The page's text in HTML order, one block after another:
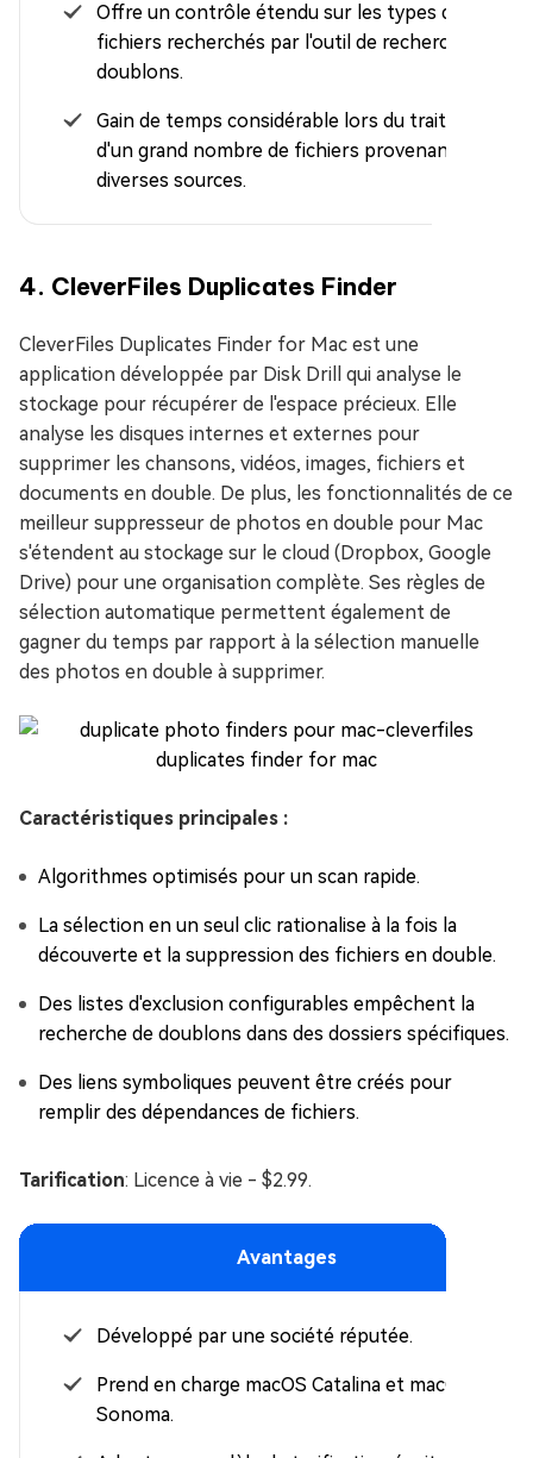
Offre un contrôle étendu sur les types de
fichiers recherchés par l'outil de recherche de
doublons.
Gain de temps considérable lors du traitement
d'un grand nombre de fichiers provenant de
diverses sources.
4. CleverFiles Duplicates Finder
CleverFiles Duplicates Finder for Mac est une
application développée par Disk Drill qui analyse le
stockage pour récupérer de l'espace précieux. Elle
analyse les disques internes et externes pour
supprimer les chansons, vidéos, images, fichiers et
documents en double. De plus, les fonctionnalités de ce
meilleur suppresseur de photos en double pour Mac
s'étendent au stockage sur le cloud (Dropbox, Google
Drive) pour une organisation complète. Ses règles de
sélection automatique permettent également de
gagner du temps par rapport à la sélection manuelle
des photos en double à supprimer.
Caractéristiques principales :
Algorithmes optimisés pour un scan rapide.
La sélection en un seul clic rationalise à la fois la
découverte et la suppression des fichiers en double.
Des listes d'exclusion configurables empêchent la
recherche de doublons dans des dossiers spécifiques.
Des liens symboliques peuvent être créés pour
remplir des dépendances de fichiers.
Tarification: Licence à vie - $2.99.
Avantages
Développé par une société réputée.
Prend en charge macOS Catalina et macOS
Sonoma.